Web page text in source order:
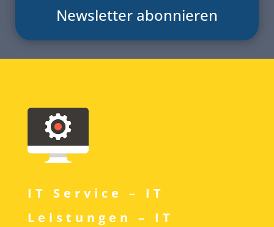
Newsletter abonnieren
IT Service – IT
Leistungen – IT